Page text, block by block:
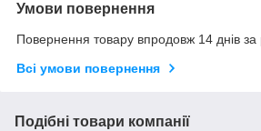
Умови повернення
Повернення товару впродовж 14 днів за
Всі умови повернення
Подібні товари компанії